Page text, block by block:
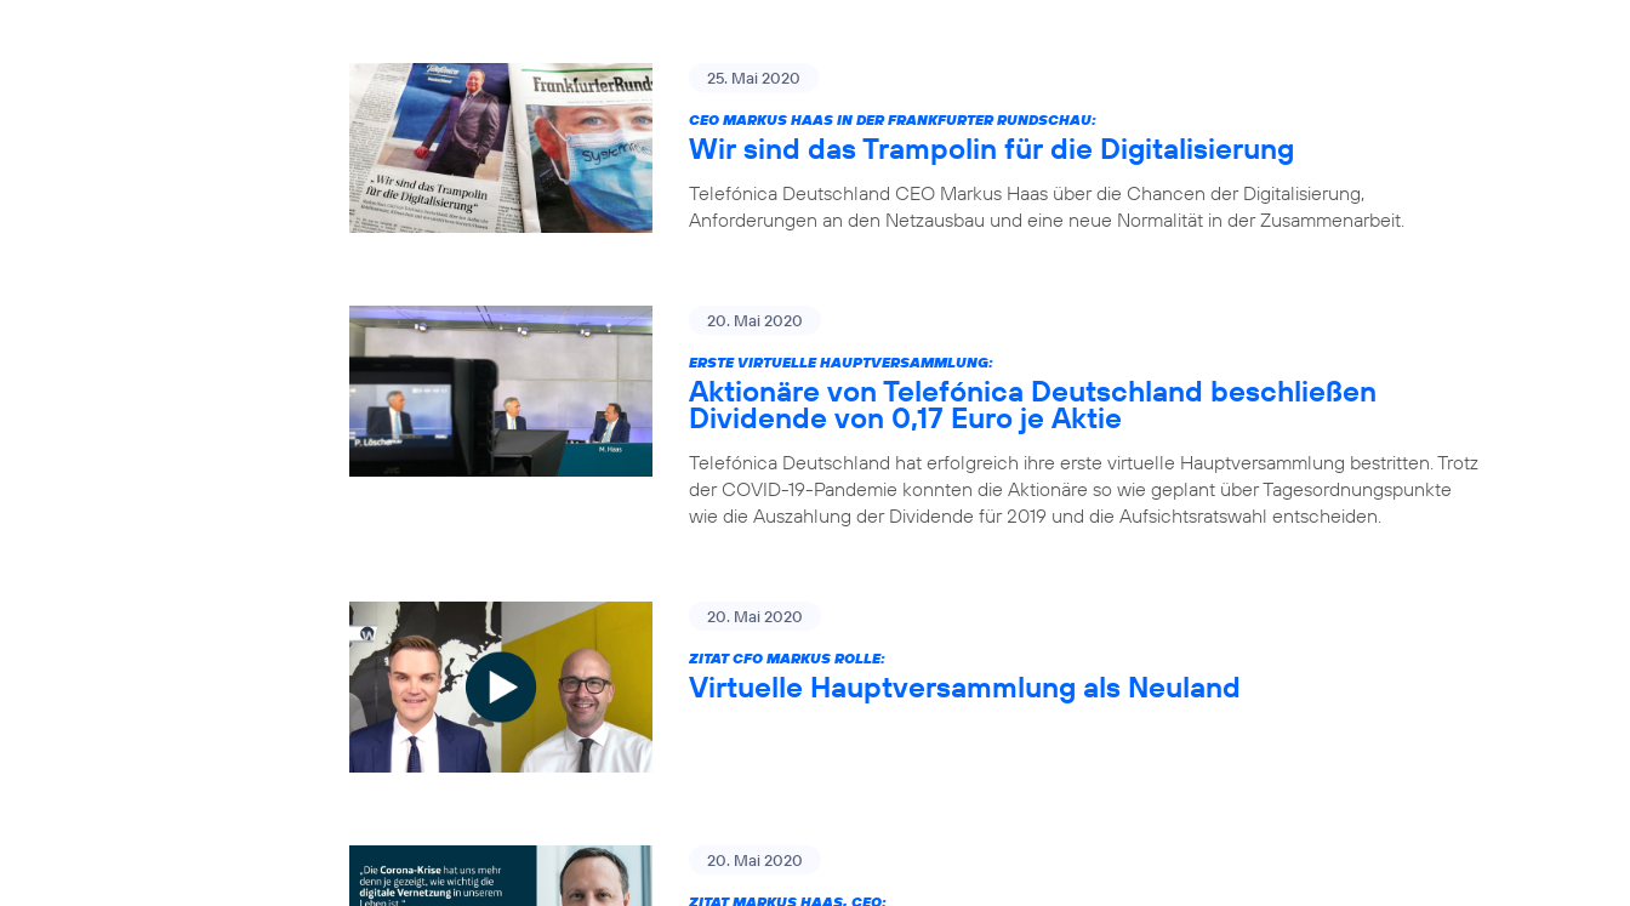
25. Mai 2020
CEO MARKUS HAAS IN DER FRANKFURTER RUNDSCHAU:
Wir sind das Trampolin für die Digitalisierung
Telefónica Deutschland CEO Markus Haas über die Chancen der Digitalisierung,
Anforderungen an den Netzausbau und eine neue Normalität in der Zusammenarbeit.
20. Mai 2020
ERSTE VIRTUELLE HAUPTVERSAMMLUNG:
Aktionäre von Telefónica Deutschland beschließen
Dividende von 0,17 Euro je Aktie
Telefónica Deutschland hat erfolgreich ihre erste virtuelle Hauptversammlung bestritten. Trotz
der COVID-19-Pandemie konnten die Aktionäre so wie geplant über Tagesordnungspunkte
wie die Auszahlung der Dividende für 2019 und die Aufsichtsratswahl entscheiden.
20. Mai 2020
ZITAT CFO MARKUS ROLLE:
Virtuelle Hauptversammlung als Neuland
20. Mai 2020
ZITAT MARKUS HAAS, CEO: